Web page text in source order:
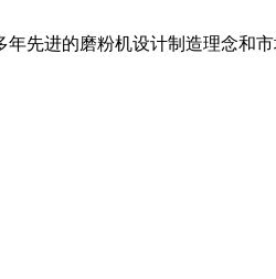
先进的磨粉机设计制造理念和